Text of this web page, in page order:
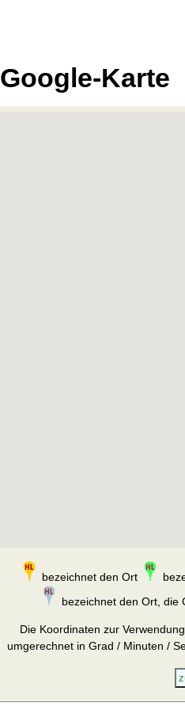
Google-Karte
bezeichnet den Ort
bezeichnet den Ort, die
Die Koordinaten zur
umgerechnet in Grad / Minuten /